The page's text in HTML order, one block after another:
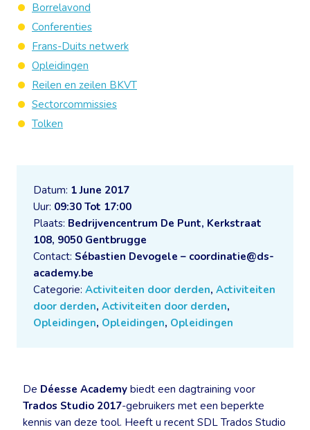
Datum: 1 June 2017
Uur: 09:30 Tot 17:00
Plaats: Bedrijvencentrum De Punt, Kerkstraat
108, 9050 Gentbrugge
Contact: Sébastien Devogele – coordinatie@ds-
academy.be
Categorie: Activiteiten door derden, Activiteiten
door derden, Activiteiten door derden,
Opleidingen, Opleidingen, Opleidingen
De Déesse Academy biedt een dagtraining voor
Trados Studio 2017-gebruikers met een beperkte
kennis van deze tool. Heeft u recent SDL Trados Studio
Borrelavond
Conferenties
Frans-Duits netwerk
Opleidingen
Reilen en zeilen BKVT
Sectorcommissies
Tolken